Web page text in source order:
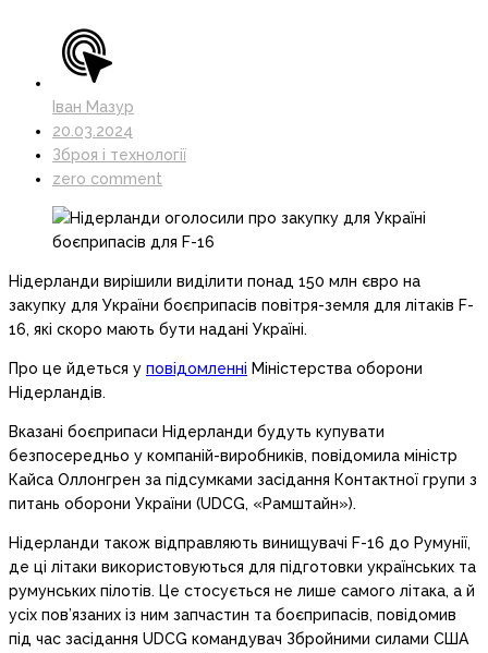
Іван Мазур
20.03.2024
Зброя і технології
zero comment
Нідерланди вирішили виділити понад 150 млн євро на
закупку для України боєприпасів повітря-земля для літаків F-
16, які скоро мають бути надані Україні.
Про це йдеться у повідомленні Міністерства оборони
Нідерландів.
Вказані боєприпаси Нідерланди будуть купувати
безпосередньо у компаній-виробників, повідомила міністр
Кайса Оллонгрен за підсумками засідання Контактної групи з
питань оборони України (UDCG, «Рамштайн»).
Нідерланди також відправляють винищувачі F-16 до Румунії,
де ці літаки використовуються для підготовки українських та
румунських пілотів. Це стосується не лише самого літака, а й
усіх пов’язаних із ним запчастин та боєприпасів, повідомив
під час засідання UDCG командувач Збройними силами США